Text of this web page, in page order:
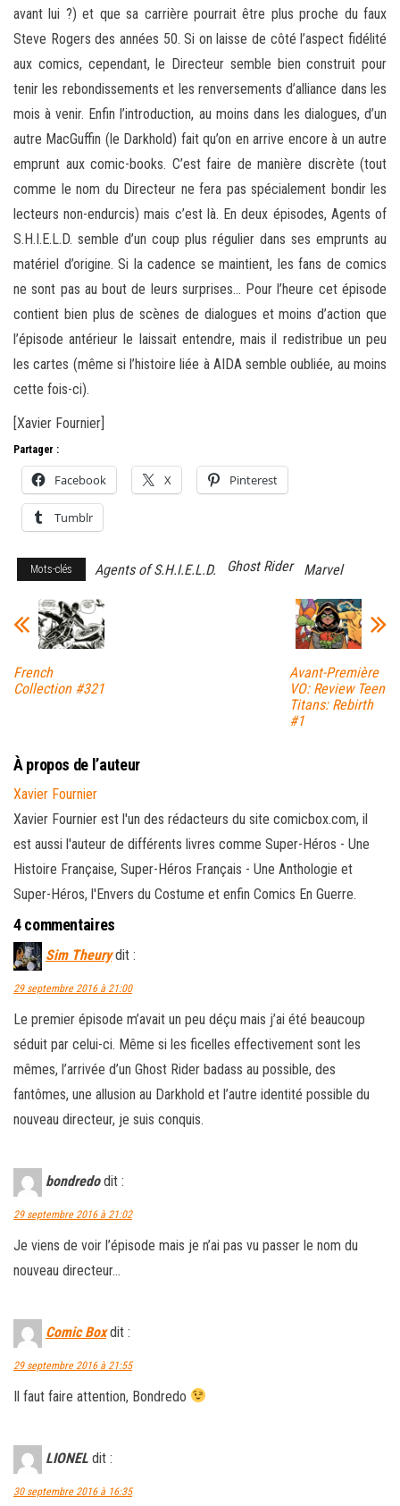
avant lui ?) et que sa carrière pourrait être plus proche du faux
Steve Rogers des années 50. Si on laisse de côté l’aspect fidélité
aux comics, cependant, le Directeur semble bien construit pour
tenir les rebondissements et les renversements d’alliance dans les
mois à venir. Enfin l’introduction, au moins dans les dialogues, d’un
autre MacGuffin (le Darkhold) fait qu’on en arrive encore à un autre
emprunt aux comic-books. C’est faire de manière discrète (tout
comme le nom du Directeur ne fera pas spécialement bondir les
lecteurs non-endurcis) mais c’est là. En deux épisodes, Agents of
S.H.I.E.L.D. semble d’un coup plus régulier dans ses emprunts au
matériel d’origine. Si la cadence se maintient, les fans de comics
ne sont pas au bout de leurs surprises… Pour l’heure cet épisode
contient bien plus de scènes de dialogues et moins d’action que
l’épisode antérieur le laissait entendre, mais il redistribue un peu
les cartes (même si l’histoire liée à AIDA semble oubliée, au moins
cette fois-ci).
[Xavier Fournier]
Partager :
Facebook X Pinterest
Tumblr
Mots-clés Agents of S.H.I.E.L.D. Ghost Rider Marvel
French
Collection #321
Avant-Première
VO: Review Teen
Titans: Rebirth
#1
À propos de l’auteur
Xavier Fournier
Xavier Fournier est l'un des rédacteurs du site comicbox.com, il
est aussi l'auteur de différents livres comme Super-Héros - Une
Histoire Française, Super-Héros Français - Une Anthologie et
Super-Héros, l'Envers du Costume et enfin Comics En Guerre.
4 commentaires
Sim Theury dit :
29 septembre 2016 à 21:00
Le premier épisode m’avait un peu déçu mais j’ai été beaucoup
séduit par celui-ci. Même si les ficelles effectivement sont les
mêmes, l’arrivée d’un Ghost Rider badass au possible, des
fantômes, une allusion au Darkhold et l’autre identité possible du
nouveau directeur, je suis conquis.
bondredo dit :
29 septembre 2016 à 21:02
Je viens de voir l’épisode mais je n’ai pas vu passer le nom du
nouveau directeur…
Comic Box dit :
29 septembre 2016 à 21:55
Il faut faire attention, Bondredo
LIONEL dit :
30 septembre 2016 à 16:35